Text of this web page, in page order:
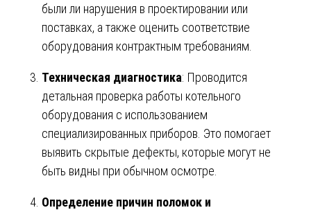
были ли нарушения в проектировании или
поставках, а также оценить соответствие
оборудования контрактным требованиям.
Техническая диагностика: Проводится
детальная проверка работы котельного
оборудования с использованием
специализированных приборов. Это помогает
выявить скрытые дефекты, которые могут не
быть видны при обычном осмотре.
Определение причин поломок и